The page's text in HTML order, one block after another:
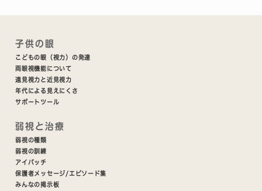
子供の眼
こどもの眼（視力）の発達
両眼視機能について
遠見視力と近見視力
年代による見えにくさ
サポートツール
弱視と治療
弱視の種類
弱視の訓練
アイパッチ
保護者メッセージ/エピソード集
みんなの掲示板